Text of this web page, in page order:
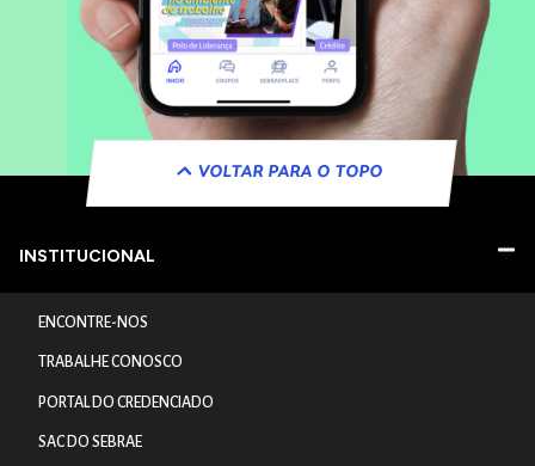
VOLTAR PARA O TOPO
INSTITUCIONAL
ENCONTRE-NOS
TRABALHE CONOSCO
PORTAL DO CREDENCIADO
SAC DO SEBRAE